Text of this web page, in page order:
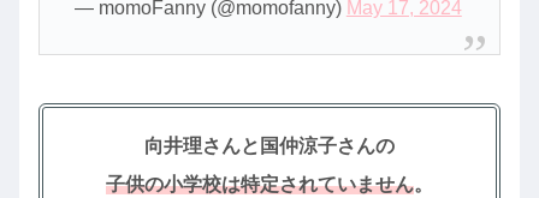
— momoFanny (@momofanny) May 17, 2024
向井理さんと国仲涼子さんの
子供の小学校は特定されていません。